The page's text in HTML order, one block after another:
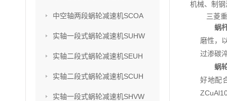
中空轴两段蜗轮减速机SCOA
实轴一段式蜗轮减速机SUHW
实轴二段式蜗轮减速机SEUH
实轴二段式蜗轮减速机SCUH
实轴一段式蜗轮减速机SHVW
机械、制
三菱
蜗
磨性，
过渗碳
蜗
好地配